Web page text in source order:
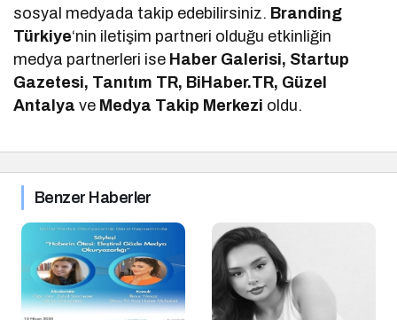
sosyal medyada takip edebilirsiniz. Branding
Türkiye‘nin iletişim partneri olduğu etkinliğin
medya partnerleri ise Haber Galerisi, Startup
Gazetesi, Tanıtım TR, BiHaber.TR, Güzel
Antalya ve Medya Takip Merkezi oldu.
Benzer Haberler